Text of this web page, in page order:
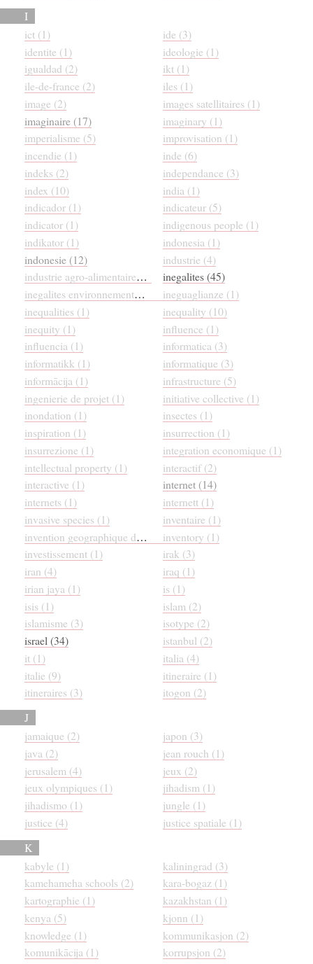
I
ict (1)
ide (3)
identite (1)
ideologie (1)
igualdad (2)
ikt (1)
ile-de-france (2)
iles (1)
image (2)
images satellitaires (1)
imaginaire (17)
imaginary (1)
imperialisme (5)
improvisation (1)
incendie (1)
inde (6)
indeks (2)
independance (3)
index (10)
india (1)
indicador (1)
indicateur (5)
indicator (1)
indigenous people (1)
indikator (1)
indonesia (1)
indonesie (12)
industrie (4)
industrie agro-alimentaire (1)
inegalites (45)
inegalites environnementales (8)
ineguaglianze (1)
inequalities (1)
inequality (10)
inequity (1)
influence (1)
influencia (1)
informatica (3)
informatikk (1)
informatique (3)
informācija (1)
infrastructure (5)
ingenierie de projet (1)
initiative collective (1)
inondation (1)
insectes (1)
inspiration (1)
insurrection (1)
insurrezione (1)
integration economique (1)
intellectual property (1)
interactif (2)
interactive (1)
internet (14)
internets (1)
internett (1)
invasive species (1)
inventaire (1)
invention geographique de la nation (1)
inventory (1)
investissement (1)
irak (3)
iran (4)
iraq (1)
irian jaya (1)
is (1)
isis (1)
islam (2)
islamisme (3)
isotype (2)
israel (34)
istanbul (2)
it (1)
italia (4)
italie (9)
itineraire (1)
itineraires (3)
itogon (2)
J
jamaique (2)
japon (3)
java (2)
jean rouch (1)
jerusalem (4)
jeux (2)
jeux olympiques (1)
jihadism (1)
jihadismo (1)
jungle (1)
justice (4)
justice spatiale (1)
K
kabyle (1)
kaliningrad (3)
kamehameha schools (2)
kara-bogaz (1)
kartographie (1)
kazakhstan (1)
kenya (5)
kjonn (1)
knowledge (1)
kommunikasjon (2)
komunikācija (1)
korrupsjon (2)